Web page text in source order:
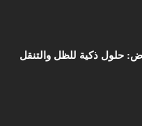
حلول ذكية للظل والتنقل